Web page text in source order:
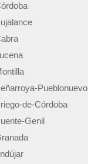
Pueblonuevo
de-Córdoba
Genil